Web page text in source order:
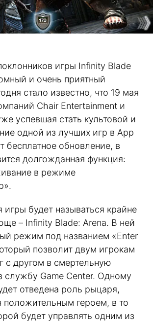
игры Infinity Blade
и очень приятный
стало известно, что 19 мая
Chair Entertainment и
успевшая стать культовой и
одной из лучших игр в App
бесплатное обновление, в
долгожданная функция:
в режиме
игры будет называться крайне
– Infinity Blade: Arena. В ней
режим под названием «Enter
позволит двум игрокам
с другом в смертельную
службу Game Center. Одному
отведена роль рыцаря,
положительным героем, в то
будет управлять одним из